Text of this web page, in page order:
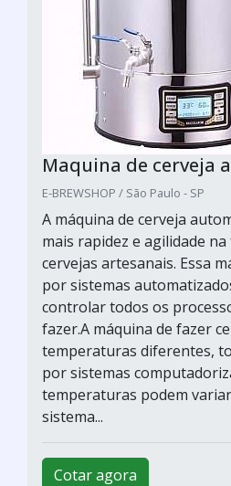
Maquina de cerveja
E-BREWSHOP / São Paulo - SP
A máquina de cerveja
mais rapidez e agilidade
cervejas artesanais. Essa
por sistemas
controlar todos os
fazer.A máquina de fazer
temperaturas diferentes,
por sistemas
temperaturas podem variar
sistema...
Cotar agora